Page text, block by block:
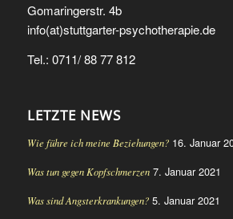
Gomaringerstr. 4b
info(at)stuttgarter-psychotherapie.de
Tel.: 0711/ 88 77 812
LETZTE NEWS
Wie führe ich meine Beziehungen? 16. Januar
Was tun gegen Kopfschmerzen 7. Januar 2021
Was sind Angsterkrankungen? 5. Januar 2021